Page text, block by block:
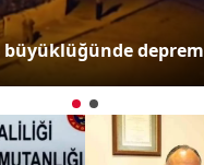
büyüklüğünde deprem